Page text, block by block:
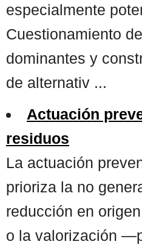
especialmente
Cuestionamiento
dominantes y
de alternativ ...
Actuación
residuos
La actuación
prioriza la no
reducción en
o la valorización